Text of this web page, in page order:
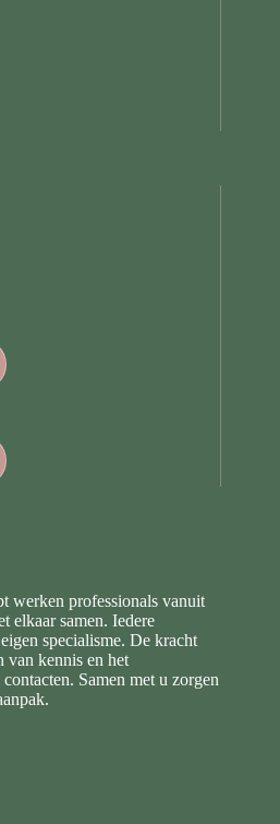
werken professionals vanuit
elkaar samen. Iedere
specialisme. De kracht
van kennis en het
Samen met u zorgen